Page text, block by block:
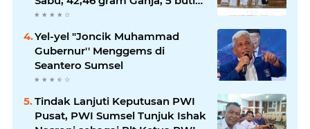
extasi, dan Amankan 21 Orang
Tersangka
Yel-yel "Joncik Muhammad
Gubernur'' Menggems di
Seantero Sumsel
Tindak Lanjuti Keputusan PWI
Pusat, PWI Sumsel Tunjuk Ishak